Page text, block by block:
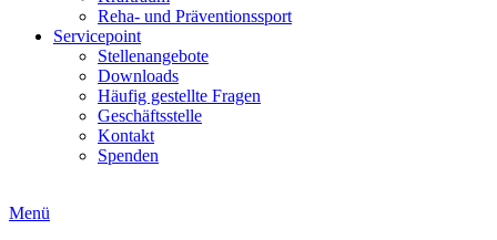
Reha- und Präventionssport
Servicepoint
Stellenangebote
Downloads
Häufig gestellte Fragen
Geschäftsstelle
Kontakt
Spenden
Menü